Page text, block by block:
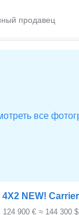
124 900 € ≈ 144 300 $